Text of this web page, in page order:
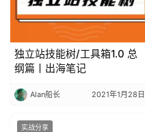
独立站技能树/工具箱1.0 总
纲篇丨出海笔记
Alan船长 2021年1月28日
实战分享